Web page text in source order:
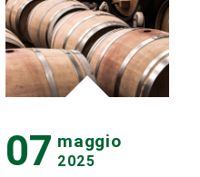
07 maggio
2025